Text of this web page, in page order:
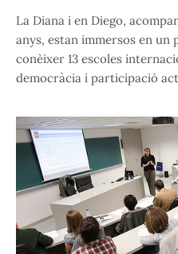
La Diana i en Diego,
anys, estan immersos en
conèixer 13 escoles
democràcia i participació